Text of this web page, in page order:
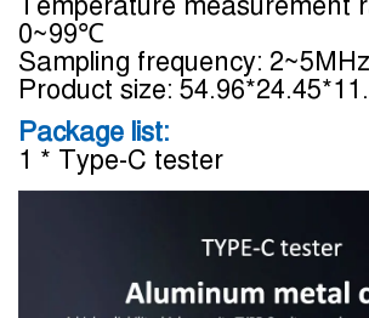
0~99℃
Sampling frequency: 2~5MHz
Product size:
Package list:
1 * Type-C tester